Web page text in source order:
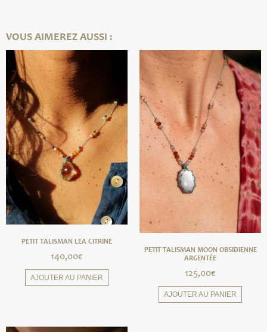
VOUS AIMEREZ AUSSI :
PETIT TALISMAN LEA CITRINE
140,00€
AJOUTER AU PANIER
PETIT TALISMAN MOON OBSIDIENNE
ARGENTÉE
125,00€
AJOUTER AU PANIER